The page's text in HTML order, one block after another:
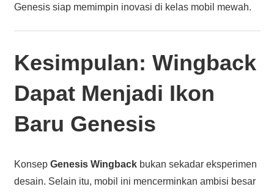
Genesis siap memimpin inovasi di kelas mobil mewah.
Kesimpulan: Wingback
Dapat Menjadi Ikon
Baru Genesis
Konsep Genesis Wingbackbukan sekadar eksperimen
desain. Selain itu, mobil ini mencerminkan ambisi besar